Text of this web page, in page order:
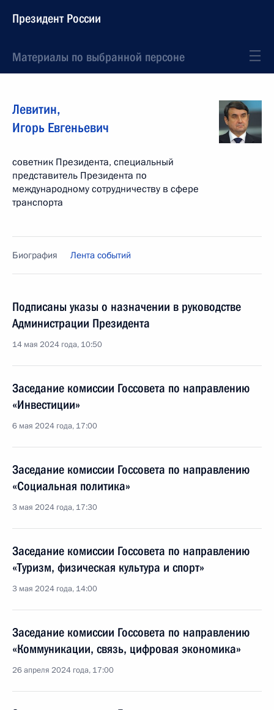
Президент России
Материалы по выбранной персоне
Левитин,
Игорь Евгеньевич
советник Президента, специальный
представитель Президента по
международному сотрудничеству в сфере
транспорта
Биография Лента событий
Подписаны указы о назначении в руководстве
Администрации Президента
14 мая 2024 года, 10:50
Заседание комиссии Госсовета по направлению
«Инвестиции»
6 мая 2024 года, 17:00
Заседание комиссии Госсовета по направлению
«Социальная политика»
3 мая 2024 года, 17:30
Заседание комиссии Госсовета по направлению
«Туризм, физическая культура и спорт»
3 мая 2024 года, 14:00
Заседание комиссии Госсовета по направлению
«Коммуникации, связь, цифровая экономика»
26 апреля 2024 года, 17:00